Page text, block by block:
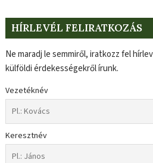
HÍRLEVÉL FELIRATKOZÁS
Ne maradj le semmiről, iratkozz fel
külföldi érdekességekről írunk.
Vezetéknév
Keresztnév